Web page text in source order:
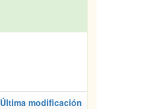
Última modificación